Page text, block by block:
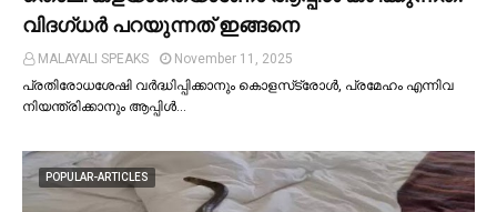
വിദഗ്ധര്‍ പറയുന്നത് ഇങ്ങനെ
MALAYALI SPEAKS
November 11, 2025
പ്രതിരോധശേഷി വർദ്ധിപ്പിക്കാനും കൊളസ്‌ട്രോള്‍, പ്രമേഹം എന്നിവ
നിയന്ത്രിക്കാനും ആപ്പിള്‍…
POPULAR-ARTICLES